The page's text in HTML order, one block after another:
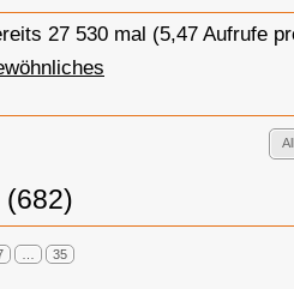
27 530 mal (5,47 Aufrufe
(682)
… 35